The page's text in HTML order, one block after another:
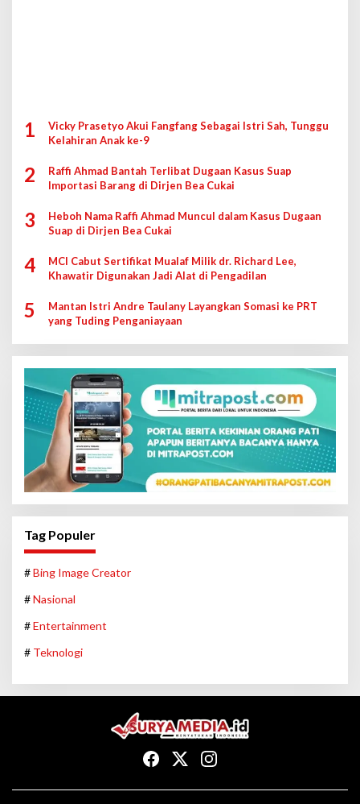
1
Vicky Prasetyo Akui Fangfang Sebagai Istri Sah, Tunggu
Kelahiran Anak ke-9
2
Raffi Ahmad Bantah Terlibat Dugaan Kasus Suap
Importasi Barang di Dirjen Bea Cukai
3
Heboh Nama Raffi Ahmad Muncul dalam Kasus Dugaan
Suap di Dirjen Bea Cukai
4
MCI Cabut Sertifikat Mualaf Milik dr. Richard Lee,
Khawatir Digunakan Jadi Alat di Pengadilan
5
Mantan Istri Andre Taulany Layangkan Somasi ke PRT
yang Tuding Penganiayaan
Tag Populer
#Bing Image Creator
#Nasional
#Entertainment
# Teknologi